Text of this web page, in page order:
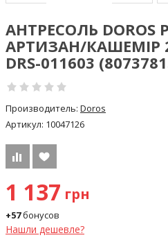
АНТРЕСОЛЬ DOROS
АРТИЗАН/КАШЕМІР
DRS-011603
Производитель: Doros
Артикул: 10047126
1 137 грн
+57бонусов
Нашли дешевле?